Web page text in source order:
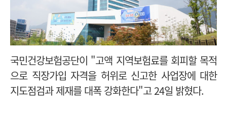
국민건강보험공단이 "고액 지역보험료를 회피할 목적
으로 직장가입 자격을 허위로 신고한 사업장에 대한
지도점검과 제재를 대폭 강화한다"고 24일 밝혔다.